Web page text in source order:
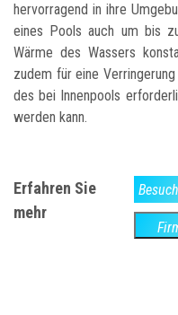
hervorragend in ihre
eines Pools auch um bis
Wärme des Wassers
zudem für eine
des bei Innenpools
werden kann.
Erfahren Sie
mehr